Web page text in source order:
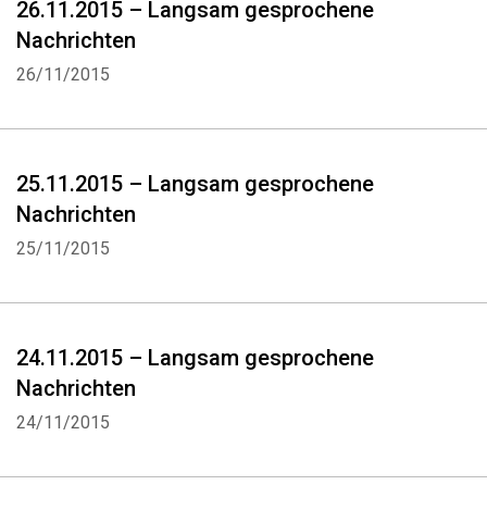
26.11.2015 – Langsam gesprochene
Nachrichten
26/11/2015
25.11.2015 – Langsam gesprochene
Nachrichten
25/11/2015
24.11.2015 – Langsam gesprochene
Nachrichten
24/11/2015
Whatsapp